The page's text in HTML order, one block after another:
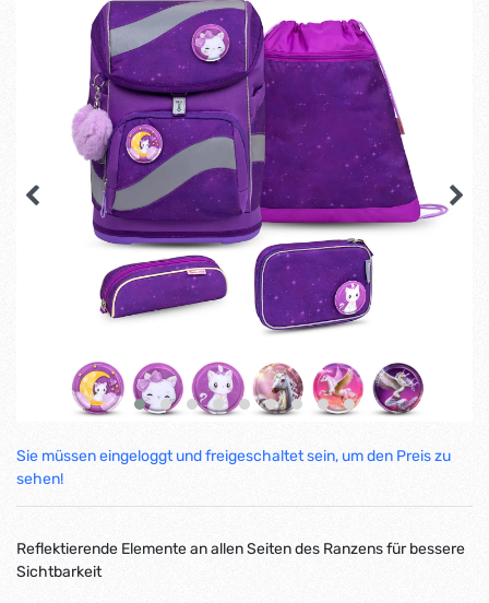
Sie müssen eingeloggt und freigeschaltet sein, um den Preis zu
sehen!
Reflektierende Elemente an allen Seiten des Ranzens für bessere
Sichtbarkeit